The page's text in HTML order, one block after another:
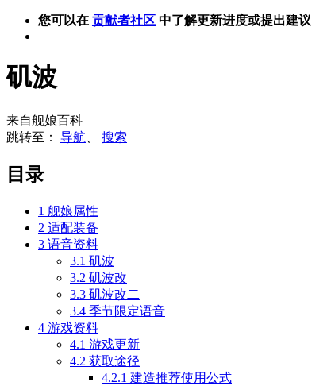
您可以在 贡献者社区 中了解更新进度或提出建议
矶波
来自舰娘百科
跳转至： 导航 搜索
目录
1 舰娘属性
2 适配装备
3 语音资料
3.1 矶波
3.2 矶波改
3.3 矶波改二
3.4 季节限定语音
4 游戏资料
4.1 游戏更新
4.2 获取途径
4.2.1 建造推荐使用公式